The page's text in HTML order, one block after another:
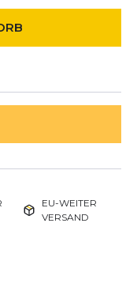
EU-WEITER
VERSAND